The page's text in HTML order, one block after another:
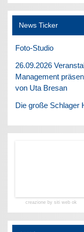
News Ticker
Foto-Studio
26.09.2026
Management
von Uta Bresan
Die große Schlager
creazione by siti web ok